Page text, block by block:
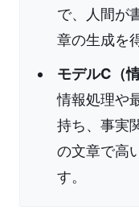
で、人間が
章の生成を
モデルC（
情報処理や
持ち、事実
の文章で高
す。